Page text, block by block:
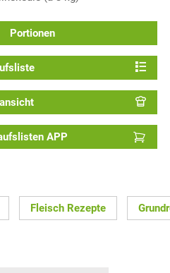
Portionen
APP
Fleisch Rezepte